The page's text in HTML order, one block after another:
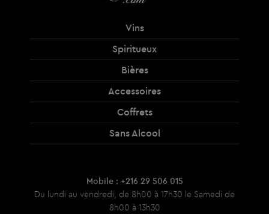
Vins
Spiritueux
Bières
Accessoires
Coffrets
Sans Alcool
Mobile : +216 29 506 015
Du lundi au vendredi, de 8h00 à 17h30 le Samedi de
8h00 à 13h30